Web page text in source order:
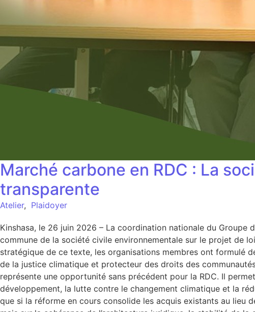
Marché carbone en RDC : La
transparente
Atelier, Plaidoyer
Kinshasa, le 26 juin 2026 – La coordination nationale du Groupe
commune de la société civile environnementale sur le projet de
stratégique de ce texte, les organisations membres ont formulé
de la justice climatique et protecteur des droits des
représente une opportunité sans précédent pour la RDC. Il
développement, la lutte contre le changement climatique et la
que si la réforme en cours consolide les acquis existants au lieu